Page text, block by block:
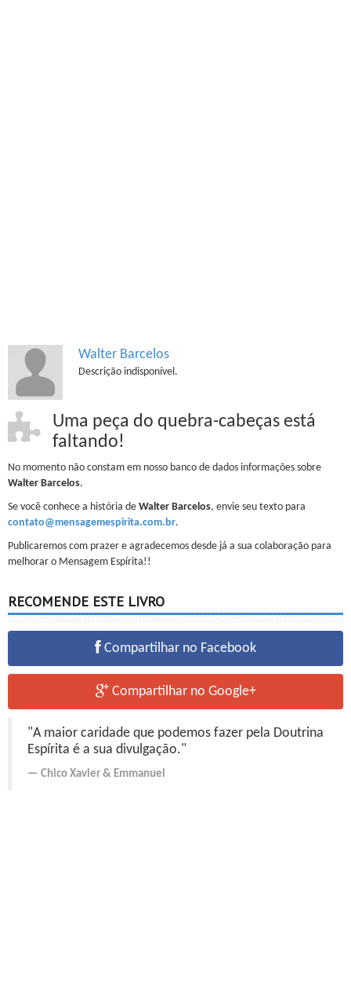
Walter Barcelos
Descrição indisponível.
Uma peça do quebra-cabeças está
faltando!
No momento não constam em nosso banco de dados informações sobre
Walter Barcelos.
Se você conhece a história de Walter Barcelos, envie seu texto para
contato@mensagemespirita.com.br.
Publicaremos com prazer e agradecemos desde já a sua colaboração para
melhorar o Mensagem Espírita!!
RECOMENDE ESTE LIVRO
Compartilhar no Facebook
Compartilhar no Google+
"A maior caridade que podemos fazer pela Doutrina
Espírita é a sua divulgação."
Chico Xavier & Emmanuel